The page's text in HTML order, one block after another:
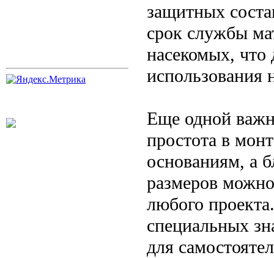
защитных
срок службы
насекомых, что
использования
Еще одной
простота в
основаниям, а
размеров
любого
специальных
для